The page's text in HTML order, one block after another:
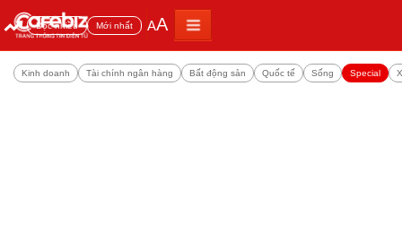
Đọc nhiều Mới nhất AA
Kinh doanh Tài chính ngân hàng Bất động sản Quốc tế Sống Special